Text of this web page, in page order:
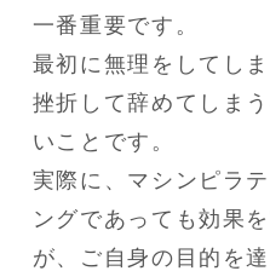
一番重要です。
最初に無理をしてし
挫折して辞めてしま
いことです。
実際に、マシンピラ
ングであっても効果
が、ご自身の目的を